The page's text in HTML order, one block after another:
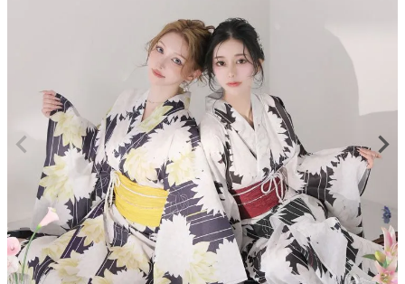
ロングドレス
タイトロングドレス
Aラインロングドレス
バースデードレス